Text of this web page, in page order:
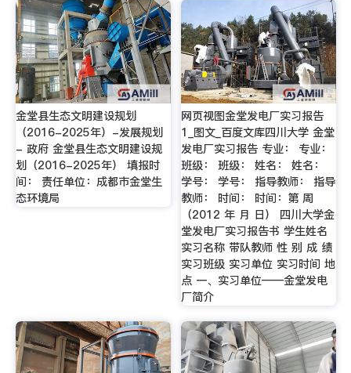
金堂县生态文明建设规划
（2016-2025年）-发展规划
- 政府 金堂县生态文明建设规
划（2016-2025年） 填报时
间： 责任单位：成都市金堂生
态环境局
网页视图金堂发电厂实习报告
1_图文_百度文库四川大学 金堂
发电厂实习报告 专业： 专业：
班级： 班级： 姓名： 姓名：
学号： 学号： 指导教师： 指导
教师： 时间： 时间：第 周
（2012 年 月 日） 四川大学金
堂发电厂实习报告书 学生姓名
实习名称 带队教师 性 别 成 绩
实习班级 实习单位 实习时间 地
点 一、实习单位——金堂发电
厂简介